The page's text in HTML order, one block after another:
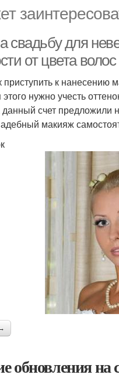
свадьбу для
от цвета волос
приступить к нанесению
нужно учесть
счет предложили
макияж
обновления на